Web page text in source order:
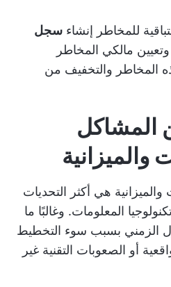
للمخاطر إنشاء سجل
وتعيين مالكي المخاطر
المخاطر والتخفيف من
المشاكل
والميزانية
هي أكثر التحديات
المعلومات. وغالبًا ما
الزمني بسبب سوء التخطيط
أو الصعوبات التقنية غير